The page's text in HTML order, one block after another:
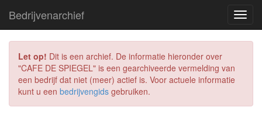
Bedrijvenarchief
Let op! Dit is een archief. De informatie hieronder over
"CAFE DE SPIEGEL" is een gearchiveerde vermelding van
een bedrijf dat niet (meer) actief is. Voor actuele informatie
kunt u een bedrijvengids gebruiken.